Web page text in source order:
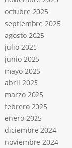
octubre 2025
septiembre 2025
agosto 2025
julio 2025
junio 2025
mayo 2025
abril 2025
marzo 2025
febrero 2025
enero 2025
diciembre 2024
noviembre 2024